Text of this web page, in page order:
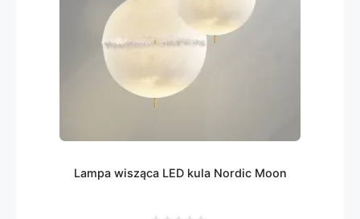
Lampa wisząca LED kula Nordic Moon